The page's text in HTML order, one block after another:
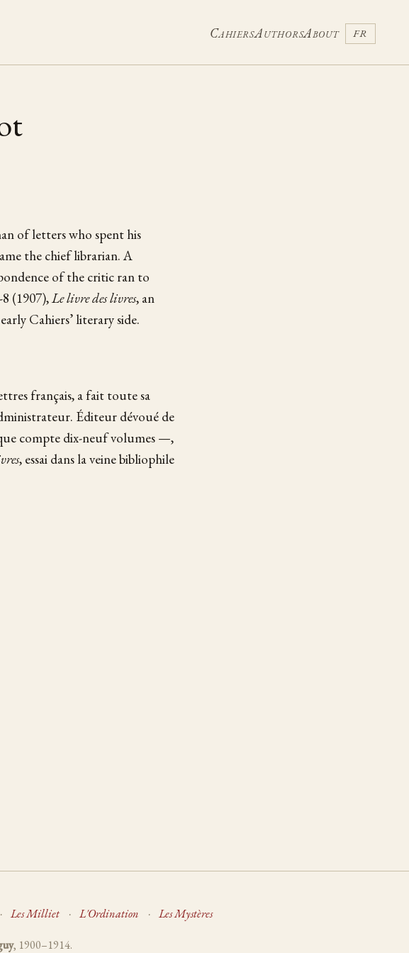
CahiersAuthorsAbout FR
of letters who spent his
the chief librarian. A
of the critic ran to
(1907),Le livre des livres, an
Cahiers’ literary side.
français, a fait toute sa
Éditeur dévoué de
compte dix-neuf volumes —,
, essai dans la veine bibliophile
· Les Milliet · L'Ordination · Les Mystères
, 1900–1914.